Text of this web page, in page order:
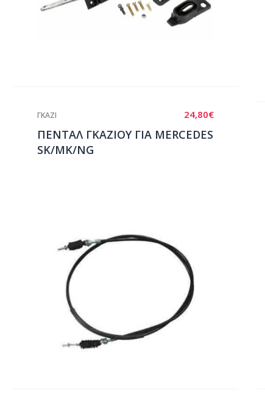
24,80€
ΓΚΑΖΙ
ΠΕΝΤΑΛ ΓKΑΖΙΟΥ ΓΙΑ MERCEDES
SK/MK/NG